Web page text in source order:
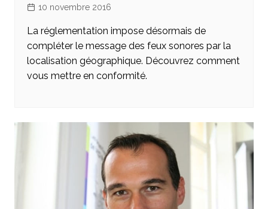
10 novembre 2016
La réglementation impose désormais de
compléter le message des feux sonores par la
localisation géographique. Découvrez comment
vous mettre en conformité.